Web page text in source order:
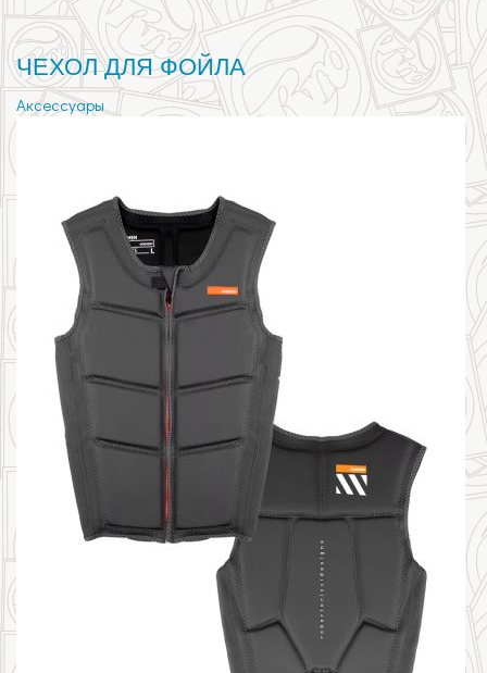
ЧЕХОЛ ДЛЯ ФОЙЛА
Аксессуары